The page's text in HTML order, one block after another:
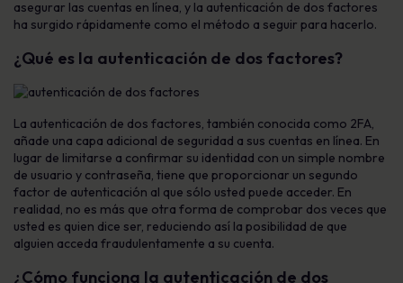
asegurar las cuentas en línea, y la autenticación de dos factores
ha surgido rápidamente como el método a seguir para hacerlo.
¿Qué es la autenticación de dos factores?
La autenticación de dos factores, también conocida como 2FA,
añade una capa adicional de seguridad a sus cuentas en línea. En
lugar de limitarse a confirmar su identidad con un simple nombre
de usuario y contraseña, tiene que proporcionar un segundo
factor de autenticación al que sólo usted puede acceder. En
realidad, no es más que otra forma de comprobar dos veces que
usted es quien dice ser, reduciendo así la posibilidad de que
alguien acceda fraudulentamente a su cuenta.
¿Cómo funciona la autenticación de dos